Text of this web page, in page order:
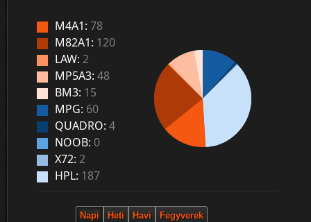
M4A1: 78
M82A1: 120
LAW: 2
MP5A3: 48
BM3: 15
MPG: 60
QUADRO: 4
NOOB: 0
X72: 2
HPL: 187